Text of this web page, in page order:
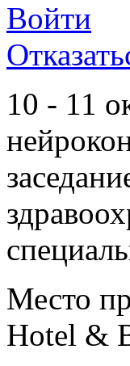
Войти
10 - 11
Место
Hotel &